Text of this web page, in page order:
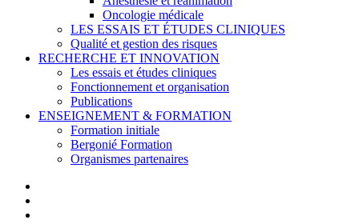
Oncologie médicale
LES ESSAIS ET ÉTUDES CLINIQUES
Qualité et gestion des risques
RECHERCHE ET INNOVATION
Les essais et études cliniques
Fonctionnement et organisation
Publications
ENSEIGNEMENT & FORMATION
Formation initiale
Bergonié Formation
Organismes partenaires